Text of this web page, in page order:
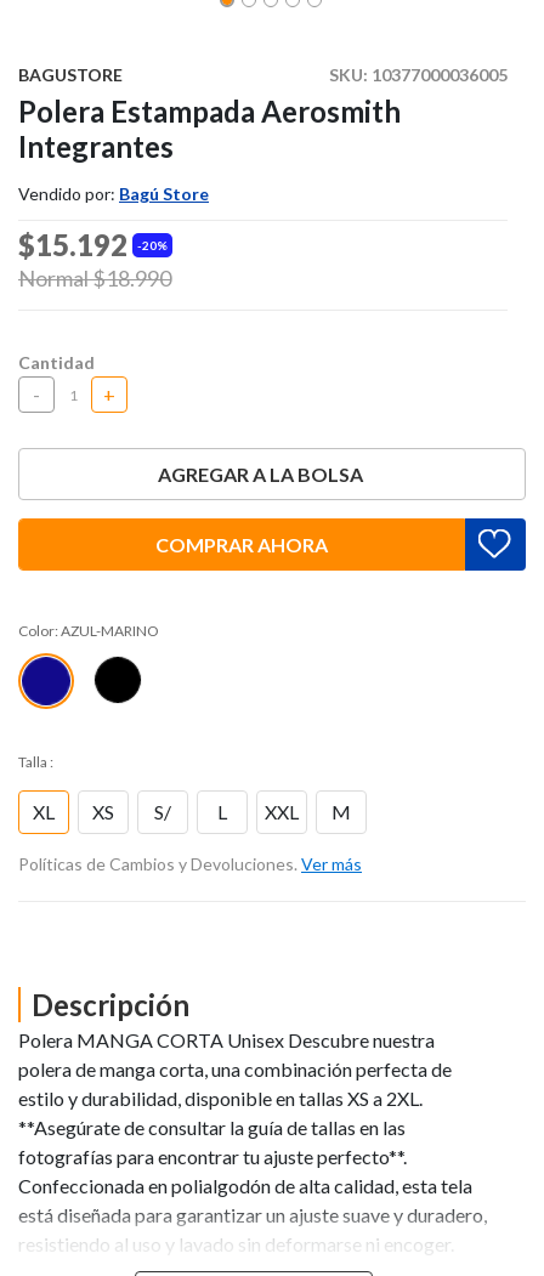
SKU: 10377000036005
BAGUSTORE
Polera Estampada Aerosmith
Integrantes
Vendido por: Bagú Store
20%
$15.192
Price reduced from
Normal $18.990to
Cantidad
- +
AGREGAR A LA BOLSA
COMPRAR AHORA
Color: AZUL-MARINO
Talla :
XL XS S/ L XXL M
Políticas de Cambios y Devoluciones. Ver más
Descripción
Polera MANGA CORTA Unisex Descubre nuestra
polera de manga corta, una combinación perfecta de
estilo y durabilidad, disponible en tallas XS a 2XL.
**Asegúrate de consultar la guía de tallas en las
fotografías para encontrar tu ajuste perfecto**.
Confeccionada en polialgodón de alta calidad, esta tela
está diseñada para garantizar un ajuste suave y duradero,
resistiendo al uso y lavado sin deformarse ni encoger.